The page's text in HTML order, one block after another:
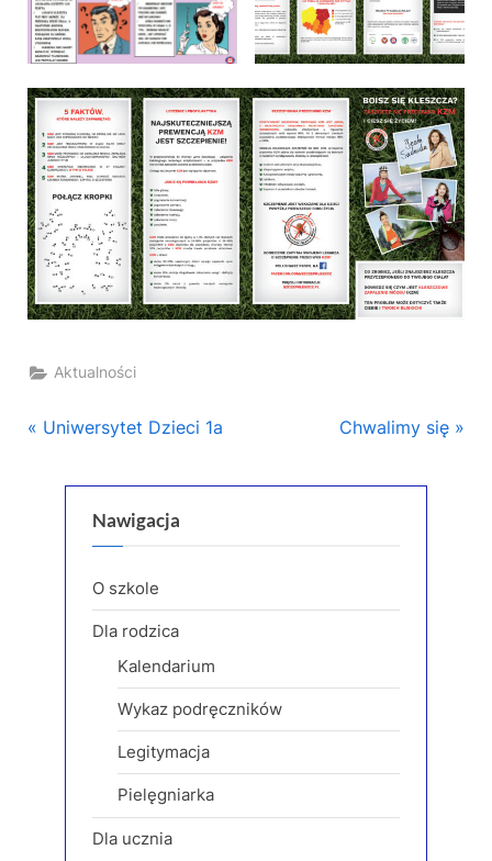
Aktualności
Nawigacja
wpisu
P
Uniwersytet Dzieci 1a
N
x
s
Chwalimy się
Nawigacja
O szkole
Dla rodzica
Kalendarium
Wykaz podręczników
Legitymacja
Pielęgniarka
Dla ucznia